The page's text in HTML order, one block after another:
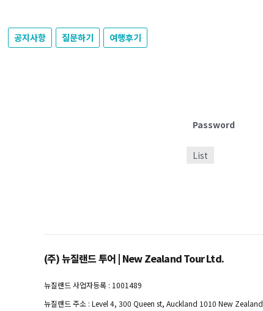
공지사항 질문하기 여행후기
Password
List
(주) 뉴질랜드 투어 | New Zealand Tour Ltd.
뉴질랜드 사업자등록 : 1001489
뉴질랜드 주소 : Level 4, 300 Queen st, Auckland 1010 New Zealand